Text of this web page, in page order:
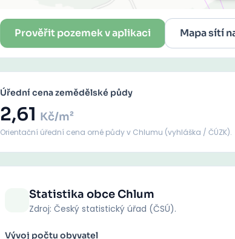
Prověřit pozemek v aplikaci Mapa sítí
Úřední cena zemědělské půdy
2,61 Kč/m²
Orientační úřední cena orné půdyv Chlumu (vyhláška / ČÚZK).
Statistika obceChlum
Zdroj: Český statistický úřad (ČSÚ).
Vývoj počtu obyvatel